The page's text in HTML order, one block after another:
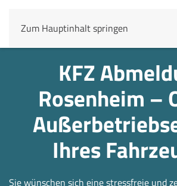
Zum Hauptinhalt springen
KFZ
Rosenheim –
Ihres
Sie wünschen sich eine stressfreie und